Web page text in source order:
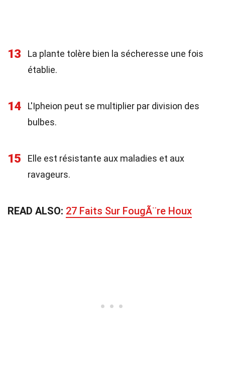
13
La plante tolère bien la sécheresse une fois
établie.
14
L'Ipheion peut se multiplier par division des
bulbes.
15
Elle est résistante aux maladies et aux
ravageurs.
READ ALSO: 27 Faits Sur FougÃ¨re Houx